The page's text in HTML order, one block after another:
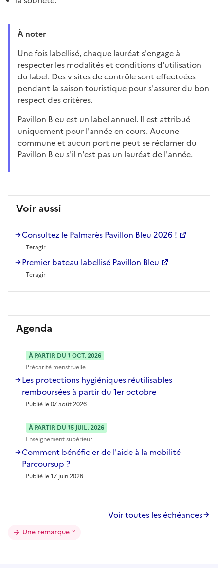
À noter
Une fois labellisé, chaque lauréat s'engage à
respecter les modalités et conditions d'utilisation
du label. Des visites de contrôle sont effectuées
pendant la saison touristique pour s'assurer du bon
respect des critères.
Pavillon Bleu est un label annuel. Il est attribué
uniquement pour l'année en cours. Aucune
commune et aucun port ne peut se réclamer du
Pavillon Bleu s'il n'est pas un lauréat de l'année.
Voir aussi
Consultez le Palmarès Pavillon Bleu 2026 !
Teragir
Premier bateau labellisé Pavillon Bleu
Teragir
Agenda
À PARTIR DU 1 OCT. 2026
Précarité menstruelle
Les protections hygiéniques réutilisables
remboursées à partir du 1er octobre
Publié le 07 août 2026
À PARTIR DU 15 JUIL. 2026
Enseignement supérieur
Comment bénéficier de l'aide à la mobilité
Parcoursup ?
Publié le 17 juin 2026
Voir toutes les échéances
Une remarque ?